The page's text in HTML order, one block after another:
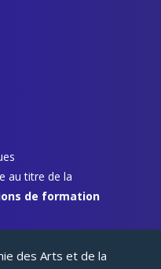
au titre de la
de formation
des Arts et de la